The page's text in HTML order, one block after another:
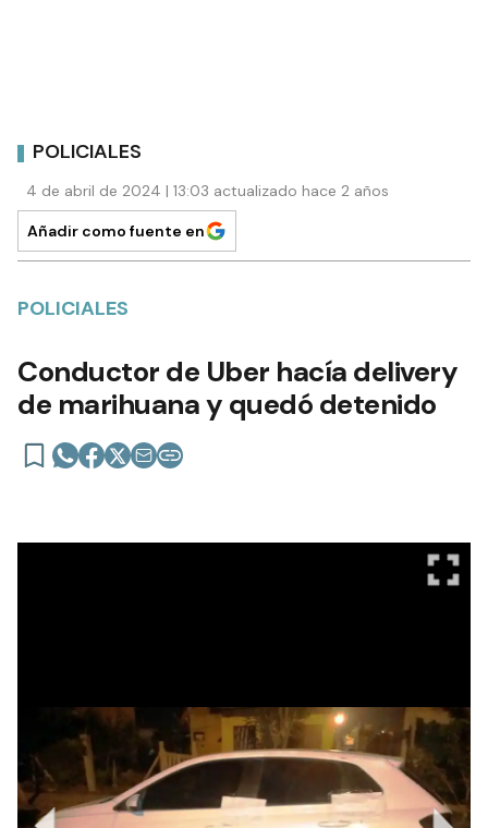
POLICIALES
4 de abril de 2024 | 13:03 actualizado hace 2 años
Añadir como fuente en
POLICIALES
Conductor de Uber hacía delivery
de marihuana y quedó detenido